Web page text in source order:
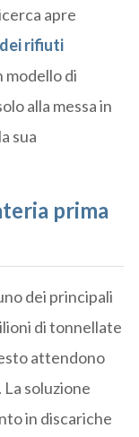
apre
rifiuti
di
alla messa in
sua
prima
dei principali
di tonnellate
attendono
soluzione
in discariche